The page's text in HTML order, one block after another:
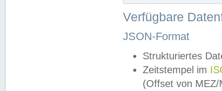
Verfügbare
JSON-Format
Strukturiertes
Zeitstempel im
(Offset von MEZ/